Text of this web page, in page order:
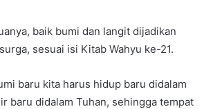
baik bumi dan langit dijadikan
sesuai isi Kitab Wahyu ke-21.
baru kita harus hidup baru didalam
baru didalam Tuhan, sehingga tempat